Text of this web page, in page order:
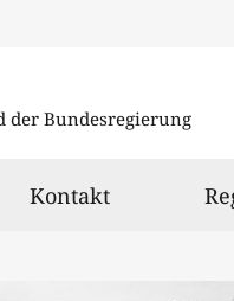
der Bundesregierung
Kontakt